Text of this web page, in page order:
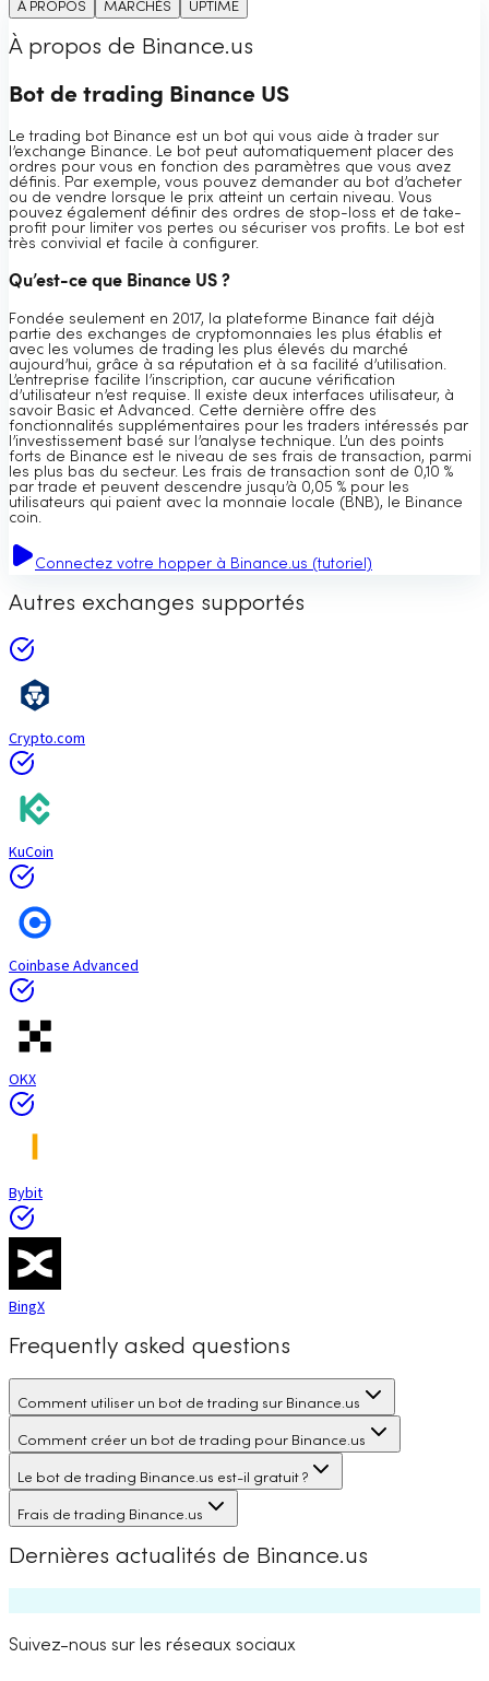
À PROPOS
MARCHÉS UPTIME
À propos de Binance.us
Bot de trading Binance US
Le trading bot Binance est un bot qui vous aide à trader sur
l’exchange Binance. Le bot peut automatiquement placer des
ordres pour vous en fonction des paramètres que vous avez
définis. Par exemple, vous pouvez demander au bot d’acheter
ou de vendre lorsque le prix atteint un certain niveau. Vous
pouvez également définir des ordres de stop-loss et de take-
profit pour limiter vos pertes ou sécuriser vos profits. Le bot est
très convivial et facile à configurer.
Qu’est-ce que Binance US ?
Fondée seulement en 2017, la plateforme Binance fait déjà
partie des exchanges de cryptomonnaies les plus établis et
avec les volumes de trading les plus élevés du marché
aujourd’hui, grâce à sa réputation et à sa facilité d’utilisation.
L’entreprise facilite l’inscription, car aucune vérification
d’utilisateur n’est requise. Il existe deux interfaces utilisateur, à
savoir Basic et Advanced. Cette dernière offre des
fonctionnalités supplémentaires pour les traders intéressés par
l’investissement basé sur l’analyse technique. L’un des points
forts de Binance est le niveau de ses frais de transaction, parmi
les plus bas du secteur. Les frais de transaction sont de 0,10 %
par trade et peuvent descendre jusqu’à 0,05 % pour les
utilisateurs qui paient avec la monnaie locale (BNB), le Binance
coin.
Connectez votre hopper à Binance.us (tutoriel)
Autres exchanges supportés
Crypto.com
KuCoin
Coinbase Advanced
OKX
Bybit
BingX
Frequently asked questions
Comment utiliser un bot de trading sur Binance.us
Comment créer un bot de trading pour Binance.us
Le bot de trading Binance.us est-il gratuit ?
Frais de trading Binance.us
Dernières actualités de Binance.us
Suivez-nous sur les réseaux sociaux